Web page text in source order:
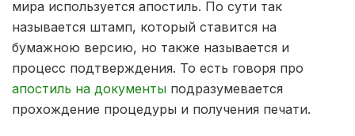
мира используется апостиль. По сути так
называется штамп, который ставится на
бумажною версию, но также называется и
процесс подтверждения. То есть говоря про
апостиль на документы подразумевается
прохождение процедуры и получения печати.